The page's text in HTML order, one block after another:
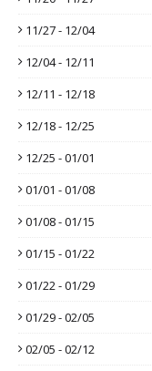
11/27 - 12/04
12/04 - 12/11
12/11 - 12/18
12/18 - 12/25
12/25 - 01/01
01/01 - 01/08
01/08 - 01/15
01/15 - 01/22
01/22 - 01/29
01/29 - 02/05
02/05 - 02/12